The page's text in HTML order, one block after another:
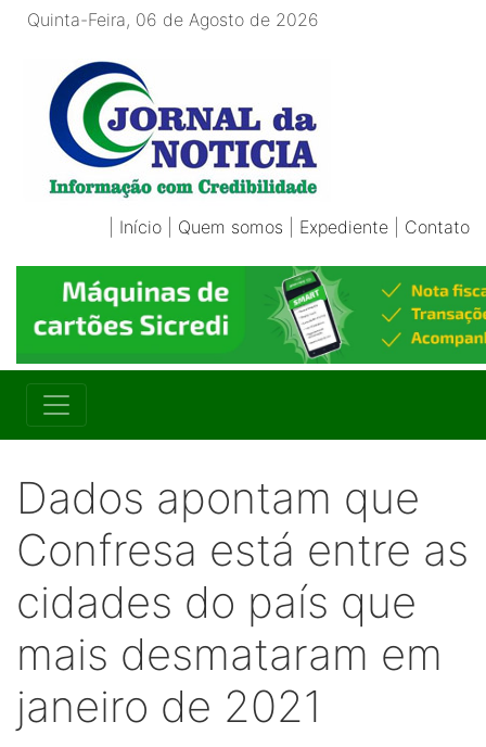
Quinta-Feira, 06 de Agosto de 2026
Início Quem somos Expediente Contato
Dados apontam que
Confresa está entre as
cidades do país que
mais desmataram em
janeiro de 2021